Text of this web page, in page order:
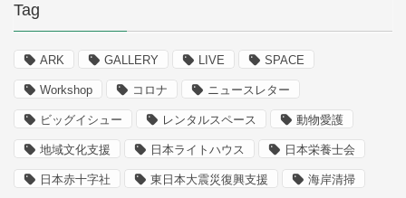
Tag
ARK GALLERY LIVE SPACE
Workshop コロナ ニュースレター
ビッグイシュー レンタルスペース 動物愛護
地域文化支援 日本ライトハウス 日本栄養士会
日本赤十字社 東日本大震災復興支援 海岸清掃